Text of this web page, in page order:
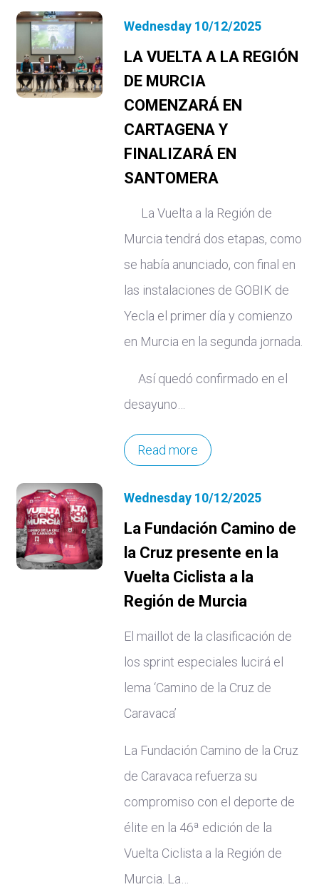
Wednesday 10/12/2025
LA VUELTA A LA REGIÓN
DE MURCIA
COMENZARÁ EN
CARTAGENA Y
FINALIZARÁ EN
SANTOMERA
La Vuelta a la Región de
Murcia tendrá dos etapas, como
se había anunciado, con final en
las instalaciones de GOBIK de
Yecla el primer día y comienzo
en Murcia en la segunda jornada.
Así quedó confirmado en el
desayuno…
Read more
Wednesday 10/12/2025
La Fundación Camino de
la Cruz presente en la
Vuelta Ciclista a la
Región de Murcia
El maillot de la clasificación de
los sprint especiales lucirá el
lema ‘Camino de la Cruz de
Caravaca’
La Fundación Camino de la Cruz
de Caravaca refuerza su
compromiso con el deporte de
élite en la 46ª edición de la
Vuelta Ciclista a la Región de
Murcia. La…